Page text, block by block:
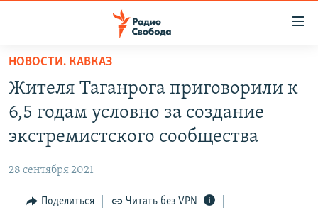
упрощенного
доступа
Вернуться
основному
Вернутся
АВТОРСКИЕ ПРОЕКТЫ
МНЕНИЯ
КУЛЬТУРА
НОВОСТИ. КАВКАЗ
Жителя Таганрога приговорили к
6,5 годам условно за создание
экстремистского сообщества
28 сентября 2021
Поделиться Читать без VPN